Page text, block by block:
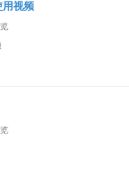
用视频